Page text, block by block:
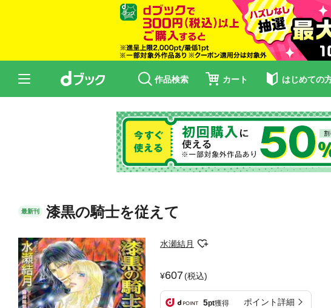
作品検索 カート はじめての
最新刊 漆黒の騎士を従えて
水瀬結月
607(税込)
5pt獲得 ポイント詳細